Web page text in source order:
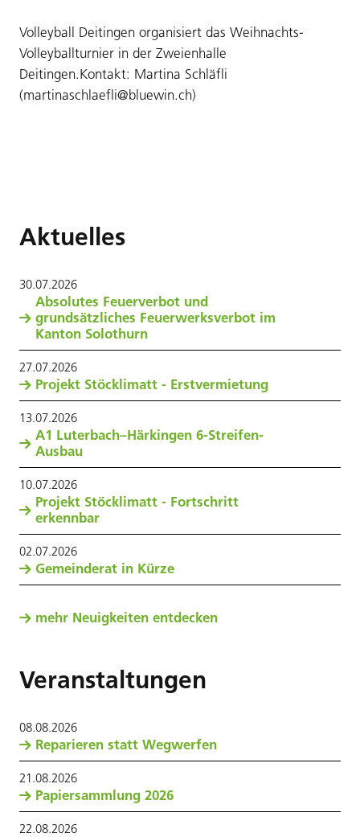
Volleyball Deitingen organisiert das Weihnachts-
Volleyballturnier in der Zweienhalle
Deitingen.Kontakt: Martina Schläfli
(martinaschlaefli@bluewin.ch)
Aktuelles
30.07.2026
Absolutes Feuerverbot und
grundsätzliches Feuerwerksverbot im
Kanton Solothurn
27.07.2026
Projekt Stöcklimatt - Erstvermietung
13.07.2026
A1 Luterbach–Härkingen 6-Streifen-
Ausbau
10.07.2026
Projekt Stöcklimatt - Fortschritt
erkennbar
02.07.2026
Gemeinderat in Kürze
mehr Neuigkeiten entdecken
Veranstaltungen
08.08.2026
Reparieren statt Wegwerfen
21.08.2026
Papiersammlung 2026
22.08.2026